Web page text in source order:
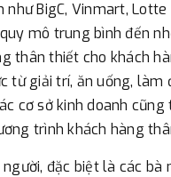
như BigC, Vinmart,
mô trung bình đến
thân thiết cho khách
từ giải trí, ăn uống, làm
cơ sở kinh doanh cũng
trình khách hàng
đặc biệt là các bà